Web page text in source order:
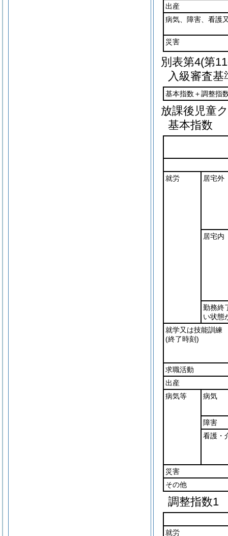
出産
病気、障害、看護
災害
別表第4(第
入級審査
基本指数＋調整指
放課後児童
基本指数
就労 居宅外
居宅内
勤務終
い状態
就学又は技能訓練
(終了時刻)
求職活動
出産
病気等
病気
障害
看護・
災害
その他
調整指数1
就労